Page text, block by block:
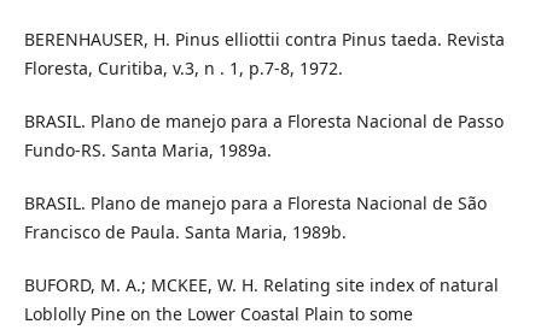
BERENHAUSER, H. Pinus elliottii contra Pinus taeda. Revista
Floresta, Curitiba, v.3, n . 1, p.7-8, 1972.
BRASIL. Plano de manejo para a Floresta Nacional de Passo
Fundo-RS. Santa Maria, 1989a.
BRASIL. Plano de manejo para a Floresta Nacional de São
Francisco de Paula. Santa Maria, 1989b.
BUFORD, M. A.; MCKEE, W. H. Relating site index of natural
Loblolly Pine on the Lower Coastal Plain to some